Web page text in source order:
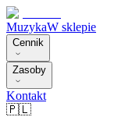
MuzykaW sklepie
Cennik
Zasoby
Kontakt
🇵🇱